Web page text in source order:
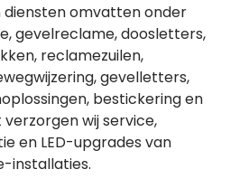
omvatten onder
gevelreclame, doosletters,
reclamezuilen,
gevelletters,
bestickering en
wij service,
en LED-upgrades van
installaties.